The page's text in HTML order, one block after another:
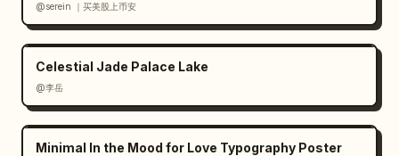
@serein ｜买美股上币安
Celestial Jade Palace Lake
@李岳
Minimal In the Mood for Love Typography Poster